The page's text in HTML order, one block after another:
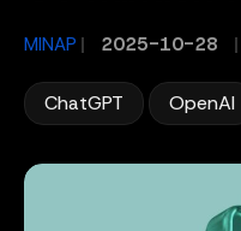
MINAP / 2025-10-28
ChatGPT OpenAI